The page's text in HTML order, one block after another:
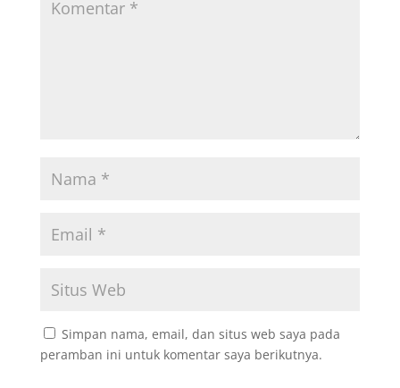
Simpan nama, email, dan situs web saya pada
peramban ini untuk komentar saya berikutnya.